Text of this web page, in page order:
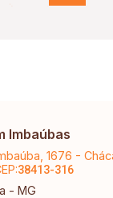
Imbaúbas
1676 -
38413-316
- MG